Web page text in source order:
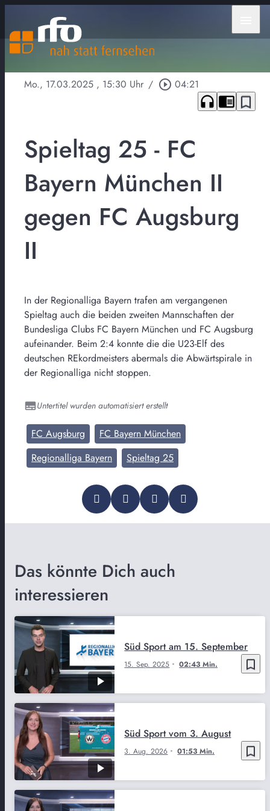
Mo., 17.03.2025 , 15:30 Uhr / play_circle_outline 04:21
headphones chrome_reader_mode bookmark_border
Spieltag 25 - FC
Bayern München II
gegen FC Augsburg
II
In der Regionalliga Bayern trafen am vergangenen
Spieltag auch die beiden zweiten Mannschaften der
Bundesliga Clubs FC Bayern München und FC Augsburg
aufeinander. Beim 2:4 konnte die die U23-Elf des
deutschen REkordmeisters abermals die Abwärtspirale in
der Regionalliga nicht stoppen.
Untertitel wurden automatisiert erstellt
FC Augsburg
FC Bayern München
Regionalliga Bayern
Spieltag 25
Das könnte Dich auch
interessieren
bookmark_border
15. Sep. 2025 02:43 Min.
Süd Sport am 15. September
bookmark_border
3. Aug. 2026 01:53 Min.
Süd Sport vom 3. August